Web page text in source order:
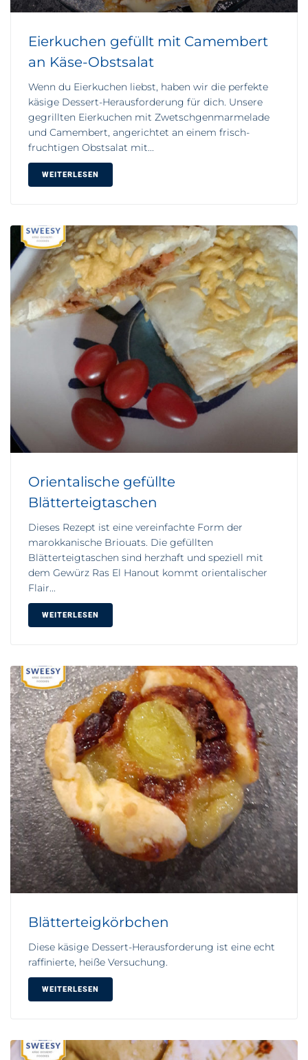
Eierkuchen gefüllt mit Camembert
an Käse-Obstsalat
Wenn du Eierkuchen liebst, haben wir die perfekte
käsige Dessert-Herausforderung für dich. Unsere
gegrillten Eierkuchen mit Zwetschgenmarmelade
und Camembert, angerichtet an einem frisch-
fruchtigen Obstsalat mit...
WEITERLESEN
Orientalische gefüllte
Blätterteigtaschen
Dieses Rezept ist eine vereinfachte Form der
marokkanische Briouats. Die gefüllten
Blätterteigtaschen sind herzhaft und speziell mit
dem Gewürz Ras El Hanout kommt orientalischer
Flair...
WEITERLESEN
Blätterteigkörbchen
Diese käsige Dessert-Herausforderung ist eine echt
raffinierte, heiße Versuchung.
WEITERLESEN